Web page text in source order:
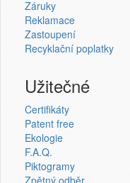
Přihlásit se
Nová registrace
v novém e-shopu
Záruky
Reklamace
Zastoupení
Recyklační poplatky
Užitečné
Certifikáty
Patent free
Ekologie
F.A.Q.
Piktogramy